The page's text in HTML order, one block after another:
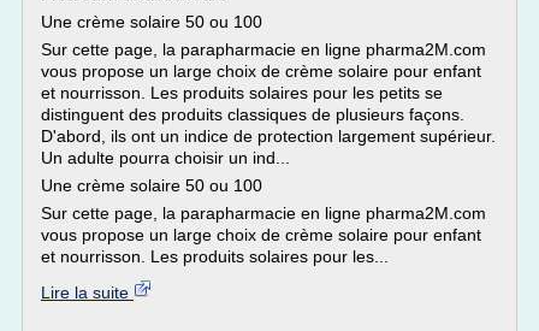
Une crème solaire 50 ou 100
Sur cette page, la parapharmacie en ligne pharma2M.com
vous propose un large choix de crème solaire pour enfant
et nourrisson. Les produits solaires pour les petits se
distinguent des produits classiques de plusieurs façons.
D'abord, ils ont un indice de protection largement supérieur.
Un adulte pourra choisir un ind...
Une crème solaire 50 ou 100
Sur cette page, la parapharmacie en ligne pharma2M.com
vous propose un large choix de crème solaire pour enfant
et nourrisson. Les produits solaires pour les...
Lire la suite